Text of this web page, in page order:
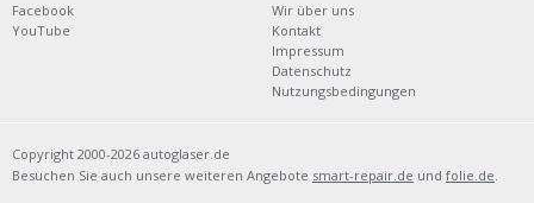
Facebook
YouTube
Wir über uns
Kontakt
Impressum
Datenschutz
Nutzungsbedingungen
Copyright 2000-2026 autoglaser.de
Besuchen Sie auch unsere weiteren Angebote smart-repair.de und folie.de.